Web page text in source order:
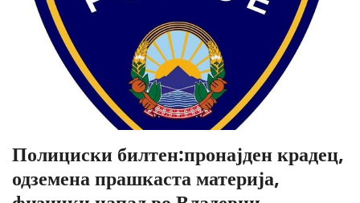
Полициски билтен:пронајден крадец,
одземена прашкаста материја,